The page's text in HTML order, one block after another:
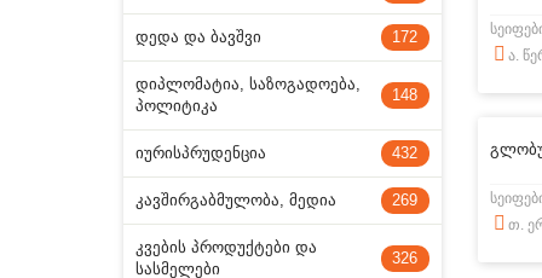
ᲓᲔᲓᲐ ᲓᲐ ᲑᲐᲕᲨᲕᲘ 172
ᲓᲘᲞᲚᲝᲛᲐᲢᲘᲐ, ᲡᲐᲖᲝᲒᲐᲓᲝᲔᲑᲐ,
ᲞᲝᲚᲘᲢᲘᲙᲐ
148
ᲘᲣᲠᲘᲡᲞᲠᲣᲓᲔᲜᲪᲘᲐ 432
ᲙᲐᲕᲨᲘᲠᲒᲐᲑᲛᲣᲚᲝᲑᲐ, ᲛᲔᲓᲘᲐ 269
ᲙᲕᲔᲑᲘᲡ ᲞᲠᲝᲓᲣᲥᲢᲔᲑᲘ ᲓᲐ
ᲡᲐᲡᲛᲔᲚᲔᲑᲘ
326
ა.
თ.